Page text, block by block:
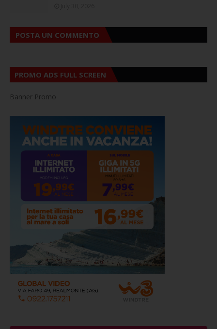
POSTA UN COMMENTO
PROMO ADS FULL SCREEN
Banner Promo